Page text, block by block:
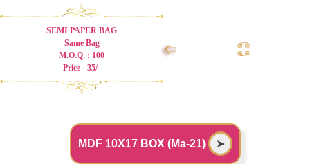
SEMI PAPER BAG
Same Bag
M.O.Q. : 100
Price - 35/-
➩
MDF 10X17 BOX (Ma-21) ➤